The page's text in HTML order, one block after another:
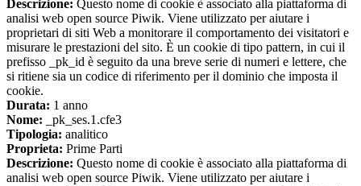
Descrizione: Questo nome di cookie è associato alla piattaforma di
analisi web open source Piwik. Viene utilizzato per aiutare i
proprietari di siti Web a monitorare il comportamento dei visitatori e
misurare le prestazioni del sito. È un cookie di tipo pattern, in cui il
prefisso _pk_id è seguito da una breve serie di numeri e lettere, che
si ritiene sia un codice di riferimento per il dominio che imposta il
cookie.
Durata: 1 anno
Nome: _pk_ses.1.cfe3
Tipologia: analitico
Proprieta: Prime Parti
Descrizione: Questo nome di cookie è associato alla piattaforma di
analisi web open source Piwik. Viene utilizzato per aiutare i